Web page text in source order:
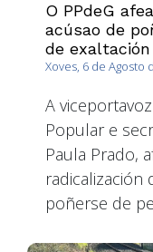
O PPdeG
acúsao de
de
Xoves, 6 de Agosto
A
Popular e
Paula Prado,
radicalización
poñerse de